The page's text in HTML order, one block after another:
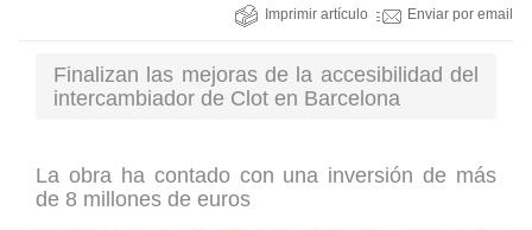
Imprimir artículo Enviar por email
Finalizan las mejoras de la accesibilidad del
intercambiador de Clot en Barcelona
La obra ha contado con una inversión de más
de 8 millones de euros